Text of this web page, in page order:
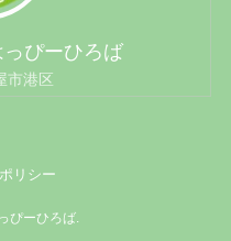
ぴーひろば
市港区
リシー
ぴーひろば.